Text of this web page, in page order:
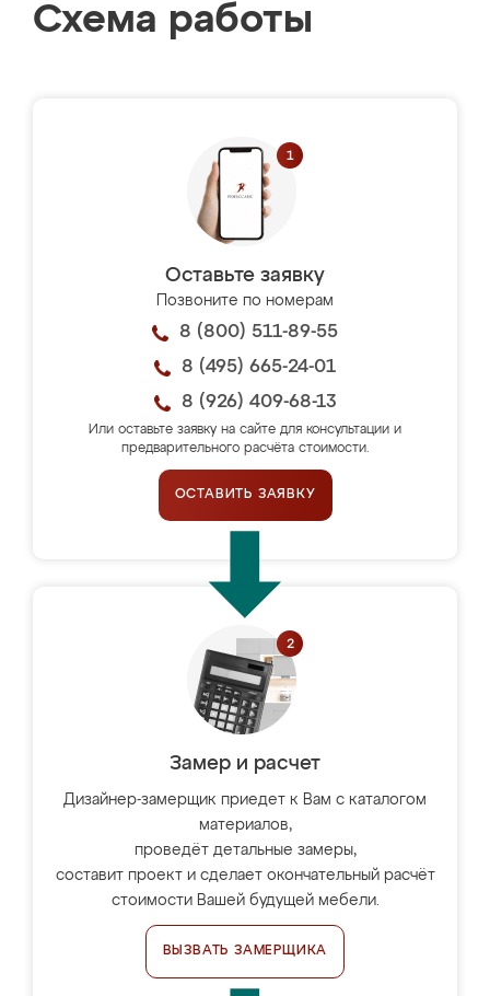
Схема работы
Оставьте заявку
Позвоните по номерам
8 (800) 511-89-55
8 (495) 665-24-01
8 (926) 409-68-13
Или оставьте заявку на сайте для консультации и
предварительного расчёта стоимости.
ОСТАВИТЬ ЗАЯВКУ
Замер и расчет
Дизайнер-замерщик приедет к Вам с каталогом
материалов,
проведёт детальные замеры,
составит проект и сделает окончательный расчёт
стоимости Вашей будущей мебели.
ВЫЗВАТЬ ЗАМЕРЩИКА